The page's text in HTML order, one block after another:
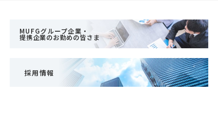
MUFGグループ企業・
提携企業のお勤めの皆さま
採用情報